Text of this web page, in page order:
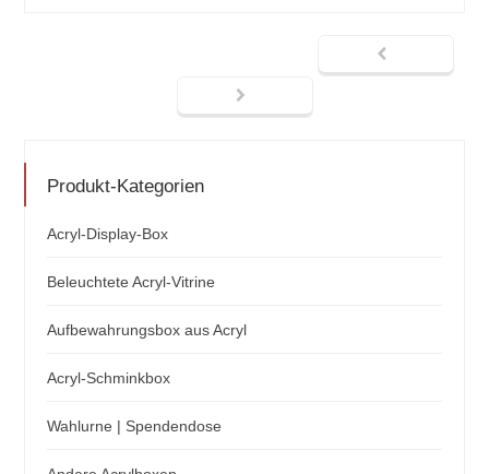
Produkt-Kategorien
Acryl-Display-Box
Beleuchtete Acryl-Vitrine
Aufbewahrungsbox aus Acryl
Acryl-Schminkbox
Wahlurne | Spendendose